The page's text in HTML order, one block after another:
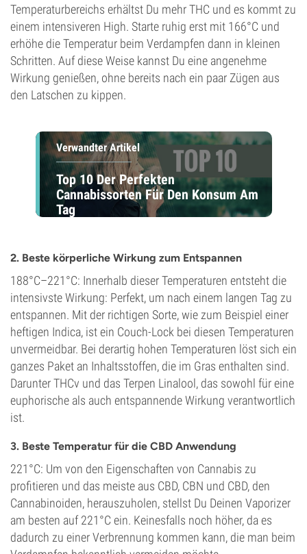
Temperaturbereichs erhältst Du mehr THC und es kommt zu
einem intensiveren High. Starte ruhig erst mit 166°C und
erhöhe die Temperatur beim Verdampfen dann in kleinen
Schritten. Auf diese Weise kannst Du eine angenehme
Wirkung genießen, ohne bereits nach ein paar Zügen aus
den Latschen zu kippen.
Verwandter Artikel
Top 10 Der Perfekten
Cannabissorten Für Den Konsum Am
Tag
2. Beste körperliche Wirkung zum Entspannen
188°C–221°C: Innerhalb dieser Temperaturen entsteht die
intensivste Wirkung: Perfekt, um nach einem langen Tag zu
entspannen. Mit der richtigen Sorte, wie zum Beispiel einer
heftigen Indica, ist ein Couch-Lock bei diesen Temperaturen
unvermeidbar. Bei derartig hohen Temperaturen löst sich ein
ganzes Paket an Inhaltsstoffen, die im Gras enthalten sind.
Darunter THCv und das Terpen Linalool, das sowohl für eine
euphorische als auch entspannende Wirkung verantwortlich
ist.
3. Beste Temperatur für die CBD Anwendung
221°C: Um von den Eigenschaften von Cannabis zu
profitieren und das meiste aus CBD, CBN und CBD, den
Cannabinoiden, herauszuholen, stellst Du Deinen Vaporizer
am besten auf 221°C ein. Keinesfalls noch höher, da es
dadurch zu einer Verbrennung kommen kann, die man beim